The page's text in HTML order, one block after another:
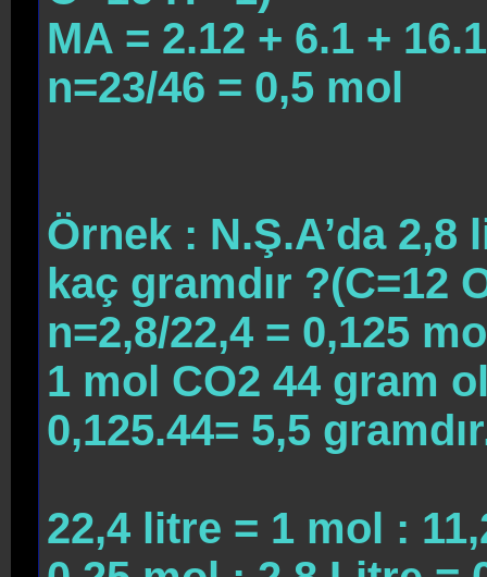
MA = 2.12 + 6.1 +
n=23/46 = 0,5 mol
Örnek : N.Ş.A’da 2,8
kaç gramdır ?(C=12
n=2,8/22,4 = 0,125
1 mol CO2 44 gram
0,125.44= 5,5
22,4 litre = 1 mol :